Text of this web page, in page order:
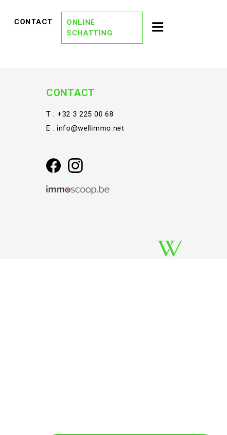
(REVIEWS)
CONTACT(CONTACT)
ONLINE
SCHATTING
OVER ONS(OVER ONS)
VACATURES
STAY TUNED
Toggle second
CONTACT
T : +32 3 225 00 68
E : info@wellimmo.net